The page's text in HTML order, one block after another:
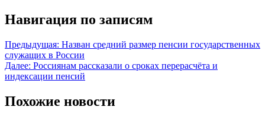
Навигация по записям
Предыдущая: Назван средний размер пенсии государственных
служащих в России
Далее: Россиянам рассказали о сроках перерасчёта и
индексации пенсий
Похожие новости